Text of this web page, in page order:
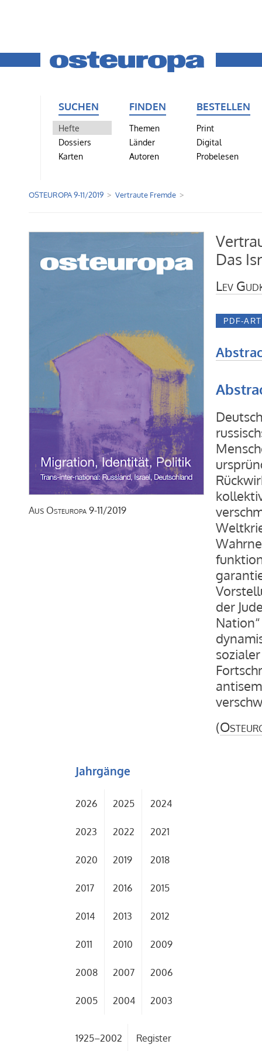
SUCHEN
Hefte
Dossiers
Karten
FINDEN
Themen
Länder
Autoren
BESTELLEN
Print
Digital
Probelesen
OSTEUROPA 9-11/2019 Vertraute Fremde
Aus Osteuropa 9-11/2019
Das
Lev
der
(
Jahrgänge
2026 2025 2024
2023 2022 2021
2020 2019 2018
2017 2016 2015
2014 2013 2012
2011 2010 2009
2008 2007 2006
2005 2004 2003
1925–2002 Register